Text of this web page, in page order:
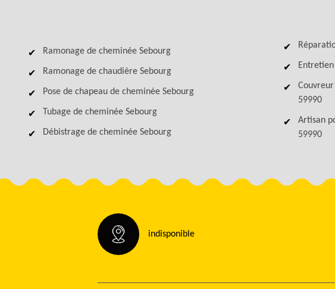
Ramonage de cheminée Sebourg
Ramonage de chaudière Sebourg
Pose de chapeau de cheminée Sebourg
Tubage de cheminée Sebourg
Débistrage de cheminée Sebourg
59990
Artisan
59990
indisponible